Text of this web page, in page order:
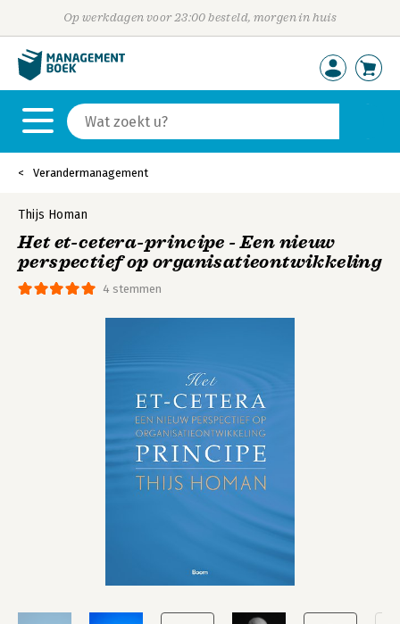
Op werkdagen voor 23:00 besteld, morgen in huis
Verandermanagement
4 stemmen
Thijs Homan
Het et-cetera-principe - Een nieuw
perspectief op organisatieontwikkeling